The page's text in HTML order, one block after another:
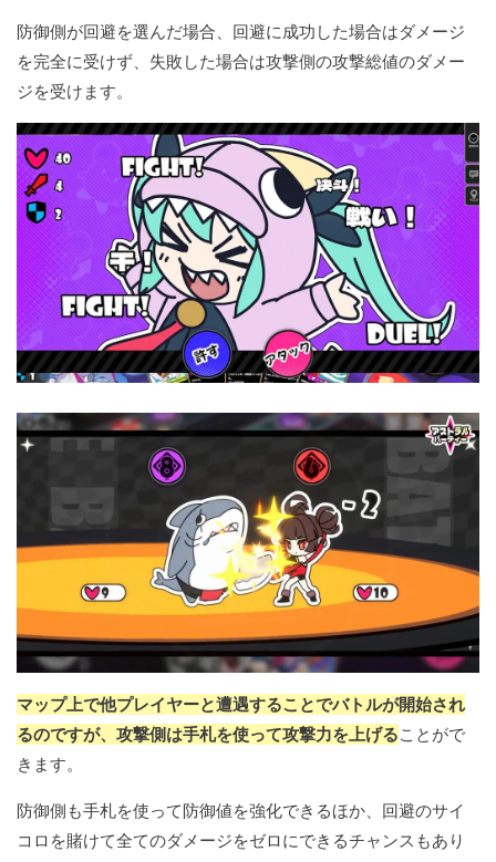
防御側が回避を選んだ場合、回避に成功した場合はダメージ
を完全に受けず、失敗した場合は攻撃側の攻撃総値のダメー
ジを受けます。
マップ上で他プレイヤーと遭遇することでバトルが開始され
るのですが、攻撃側は手札を使って攻撃力を上げることがで
きます。
防御側も手札を使って防御値を強化できるほか、回避のサイ
コロを賭けて全てのダメージをゼロにできるチャンスもあり